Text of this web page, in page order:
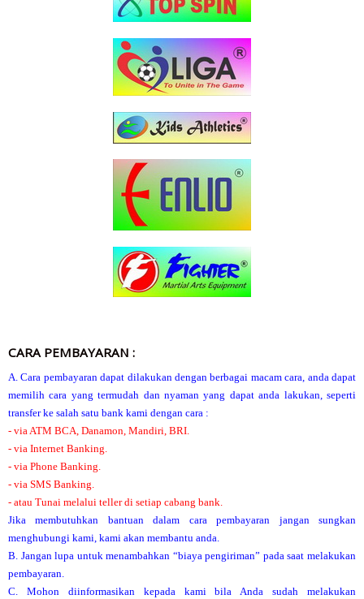
CARA PEMBAYARAN :
A. Cara pembayaran dapat dilakukan dengan berbagai macam cara, anda dapat
memilih cara yang termudah dan nyaman yang dapat anda lakukan, seperti
transfer ke salah satu bank kami dengan cara :
- via ATM BCA, Danamon, Mandiri, BRI.
- via Internet Banking.
- via Phone Banking.
- via SMS Banking.
- atau Tunai melalui teller di setiap cabang bank.
Jika membutuhkan bantuan dalam cara pembayaran jangan sungkan
menghubungi kami, kami akan membantu anda.
B. Jangan lupa untuk menambahkan “biaya pengiriman” pada saat melakukan
pembayaran.
C. Mohon diinformasikan kepada kami bila Anda sudah melakukan